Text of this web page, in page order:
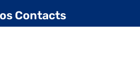
Contacts